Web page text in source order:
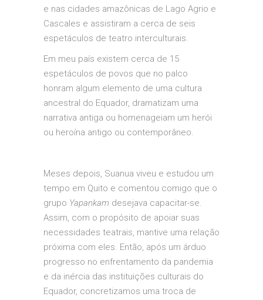
e nas cidades amazônicas de Lago Agrio e
Cascales e assistiram a cerca de seis
espetáculos de teatro interculturais.
Em meu país existem cerca de 15
espetáculos de povos que no palco
honram algum elemento de uma cultura
ancestral do Equador, dramatizam uma
narrativa antiga ou homenageiam um herói
ou heroína antigo ou contemporâneo.
Meses depois, Suanua viveu e estudou um
tempo em Quito e comentou comigo que o
grupo Yapankam desejava capacitar-se.
Assim, com o propósito de apoiar suas
necessidades teatrais, mantive uma relação
próxima com eles. Então, após um árduo
progresso no enfrentamento da pandemia
e da inércia das instituições culturais do
Equador, concretizamos uma troca de